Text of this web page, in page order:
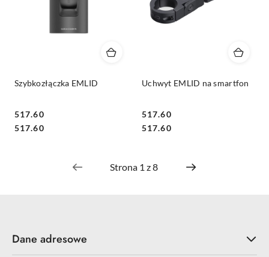
Szybkozłączka EMLID
Cena:
517.60
Cena:
517.60
Uchwyt EMLID na smartfon
Cena:
517.60
Cena:
517.60
Dane adresowe